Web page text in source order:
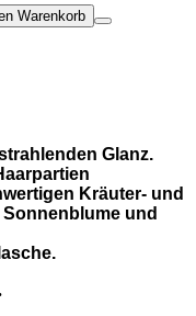
Glanz.
Kräuter- und
und